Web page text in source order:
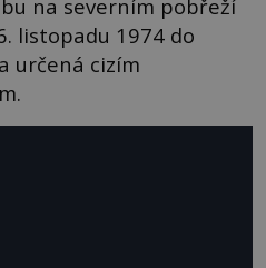
na severním pobřeží
listopadu 1974 do
určená cizím